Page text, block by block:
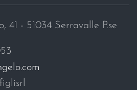
41 - 51034 Serravalle P.se